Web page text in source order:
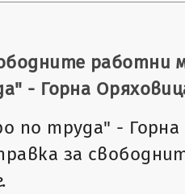
работни
- Горна
по труда" -
за